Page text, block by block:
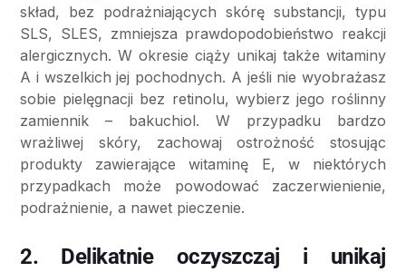
skład, bez podrażniających skórę substancji, typu
SLS, SLES, zmniejsza prawdopodobieństwo reakcji
alergicznych. W okresie ciąży unikaj także witaminy
A i wszelkich jej pochodnych. A jeśli nie wyobrażasz
sobie pielęgnacji bez retinolu, wybierz jego roślinny
zamiennik – bakuchiol. W przypadku bardzo
wrażliwej skóry, zachowaj ostrożność stosując
produkty zawierające witaminę E, w niektórych
przypadkach może powodować zaczerwienienie,
podrażnienie, a nawet pieczenie.
2. Delikatnie oczyszczaj i unikaj